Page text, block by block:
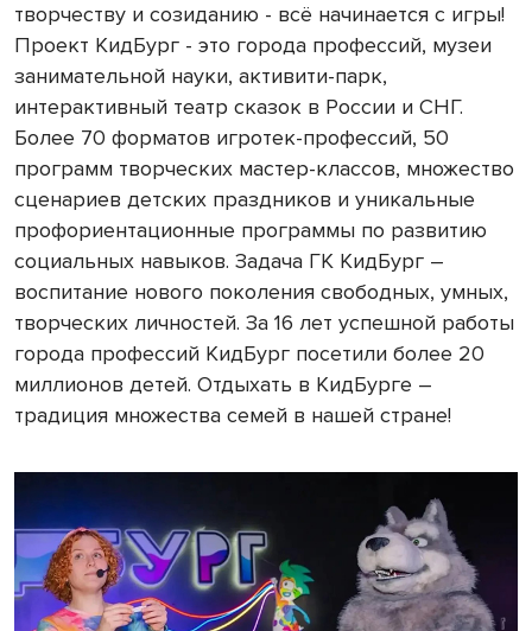
творчеству и созиданию - всё начинается с игры!
Проект КидБург - это города профессий, музеи
занимательной науки, активити-парк,
интерактивный театр сказок в России и СНГ.
Более 70 форматов игротек-профессий, 50
программ творческих мастер-классов, множество
сценариев детских праздников и уникальные
профориентационные программы по развитию
социальных навыков. Задача ГК КидБург –
воспитание нового поколения свободных, умных,
творческих личностей. За 16 лет успешной работы
города профессий КидБург посетили более 20
миллионов детей. Отдыхать в КидБурге –
традиция множества семей в нашей стране!